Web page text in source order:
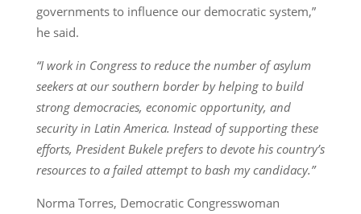
governments to influence our democratic system,”
he said.
“I work in Congress to reduce the number of asylum
seekers at our southern border by helping to build
strong democracies, economic opportunity, and
security in Latin America. Instead of supporting these
efforts, President Bukele prefers to devote his country’s
resources to a failed attempt to bash my candidacy.”
Norma Torres, Democratic Congresswoman